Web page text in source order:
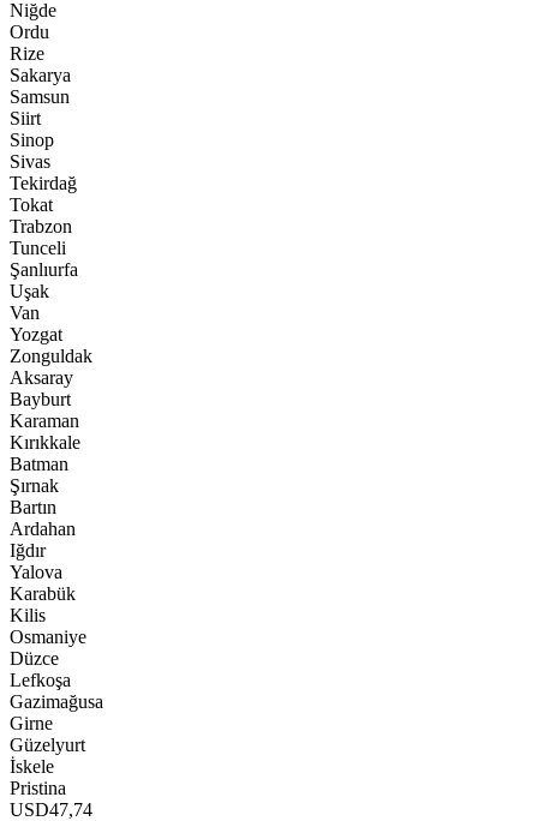
Niğde
Ordu
Rize
Sakarya
Samsun
Siirt
Sinop
Sivas
Tekirdağ
Tokat
Trabzon
Tunceli
Şanlıurfa
Uşak
Van
Yozgat
Zonguldak
Aksaray
Bayburt
Karaman
Kırıkkale
Batman
Şırnak
Bartın
Ardahan
Iğdır
Yalova
Karabük
Kilis
Osmaniye
Düzce
Lefkoşa
Gazimağusa
Girne
Güzelyurt
İskele
Pristina
USD47,74